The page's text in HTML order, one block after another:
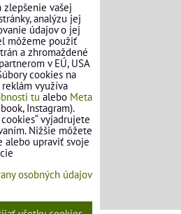
zlepšenie vašej
analýzu jej
údajov o jej
môžeme použiť
a zhromaždené
v EÚ, USA
cookies na
využíva
tu alebo Meta
Instagram).
vyjadrujete
Nižšie môžete
alebo upraviť svoje
osobných údajov